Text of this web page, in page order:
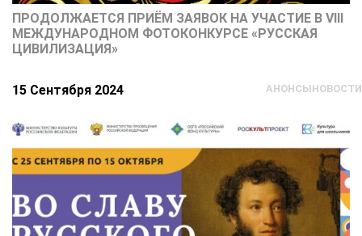
ПРОДОЛЖАЕТСЯ ПРИЁМ ЗАЯВОК НА УЧАСТИЕ В VIII
МЕЖДУНАРОДНОМ ФОТОКОНКУРСЕ «РУССКАЯ
ЦИВИЛИЗАЦИЯ»
15 Сентября 2024 АНОНСЫНОВОСТИ